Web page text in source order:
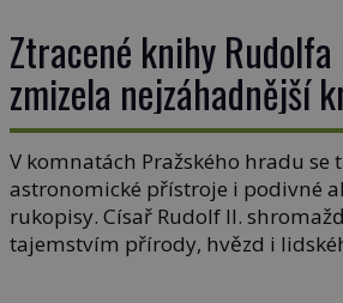
obestírá hustá mlha. Otázky, jak
Ztracené knihy Rudolfa
zmizela nejzáhadnější
Evropy?
V komnatách Pražského hradu se
astronomické přístroje i podivné
rukopisy. Císař Rudolf II.
tajemstvím přírody, hvězd i